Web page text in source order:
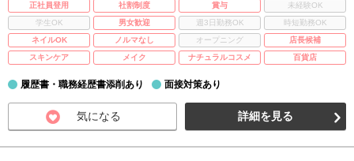
正社員登用 社割制度 賞与
未経験OK
学生OK
男女歓迎 週3日勤務OK
時短勤務OK
ネイルOK
ノルマなし オープニング
店長候補
スキンケア
メイク ナチュラルコスメ 百貨店
履歴書・職務経歴書添削あり 面接対策あり
気になる 詳細を見る